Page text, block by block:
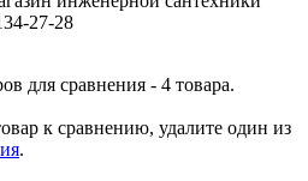
27-28
для сравнения - 4 товара.
к сравнению, удалите один из
.